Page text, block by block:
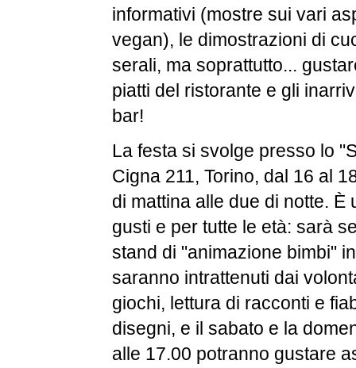
informativi (mostre sui vari
vegan), le dimostrazioni di
serali, ma soprattutto...
piatti del ristorante e gli
bar!
La festa si svolge presso lo
Cigna 211, Torino, dal 16 al
di mattina alle due di notte. È
gusti e per tutte le età: sarà
stand di "animazione bimbi"
saranno intrattenuti dai
giochi, lettura di racconti e
disegni, e il sabato e la
alle 17.00 potranno gustare